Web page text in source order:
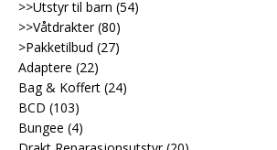
>>Utstyr til barn (54)
>>Våtdrakter (80)
>Pakketilbud (27)
Adaptere (22)
Bag & Koffert (24)
BCD (103)
Bungee (4)